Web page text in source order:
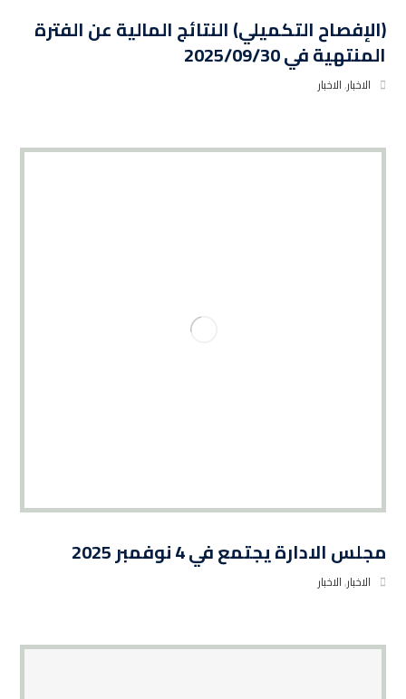
(الإفصاح التكميلي) النتائج المالية عن الفترة
المنتهية في 2025/09/30
الاخبار,الاخبار
مجلس الادارة يجتمع في 4 نوفمبر 2025
الاخبار,الاخبار